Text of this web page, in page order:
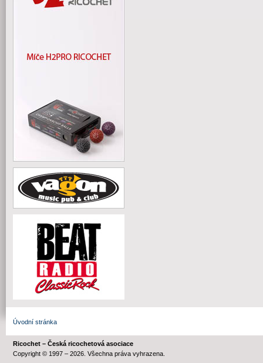
Úvodní stránka
Ricochet – Česká ricochetová asociace
Copyright © 1997 – 2026. Všechna práva vyhrazena.